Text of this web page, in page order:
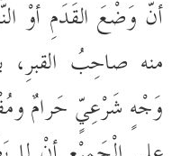
أنَّ وَضْعَ القَدَمِ أوْ
منه صاحِبُ القبرِ،
وَجْهٍ شَرْعِيٍّ حَرامٌ